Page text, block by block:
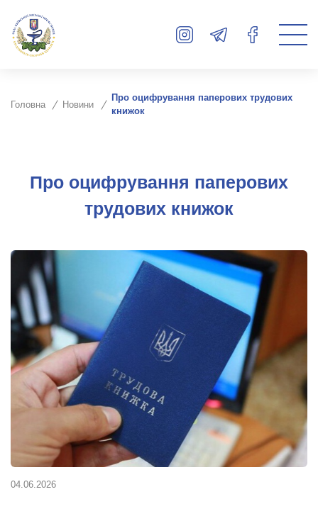
Головна Новини
Про оцифрування паперових трудових
книжок
Про оцифрування паперових
трудових книжок
04.06.2026